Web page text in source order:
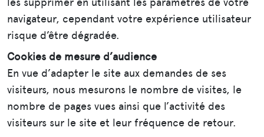
navigateur, cependant votre expérience utilisateur
risque d’être dégradée.
Cookies de mesure d’audience
En vue d’adapter le site aux demandes de ses
visiteurs, nous mesurons le nombre de visites, le
nombre de pages vues ainsi que l’activité des
visiteurs sur le site et leur fréquence de retour.